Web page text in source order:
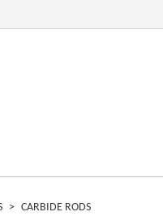
> CARBIDE RODS